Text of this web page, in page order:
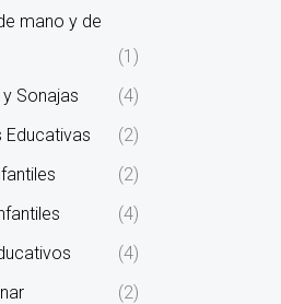
mano y de
(1)
Sonajas
(4)
Educativas
(2)
(2)
(4)
(4)
(2)